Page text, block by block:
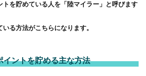
トを貯めている人を「陸マイラー」と呼びます
る方法がこちらになります。
イントを貯める主な方法